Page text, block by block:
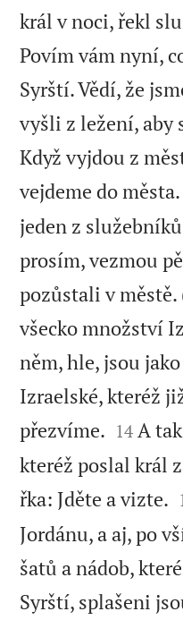
král v noci, řekl
Povím vám nyní,
Syrští. Vědí, že
vyšli z ležení, aby
Když vyjdou z
vejdeme do města.
jeden z
prosím, vezmou
pozůstali v
všecko množství
něm, hle, jsou
Izraelské, kteréž
přezvíme. 

14 A
kteréž poslal král
řka: Jděte a vizte.
Jordánu, a aj, po
šatů a nádob,
Syrští, splašeni